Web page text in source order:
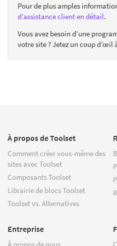
Pour de plus amples
d’assistance client en détail.
Vous avez besoin d’une
votre site ? Jetez un coup d’œil
À propos de Toolset
Comment créer vous-même des
sites avec Toolset
Composants Toolset
Librairie de blocs Toolset
Toolset vs. Alternatives
Entreprise
À propos de nous